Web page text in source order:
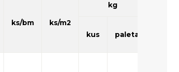
ks/bm ks/m2
kg
kus paleta